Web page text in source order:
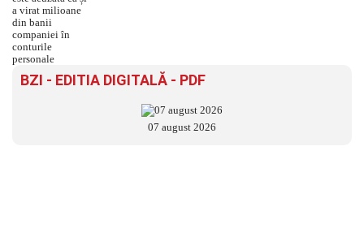
BZI - EDITIA DIGITALĂ - PDF
07 august 2026